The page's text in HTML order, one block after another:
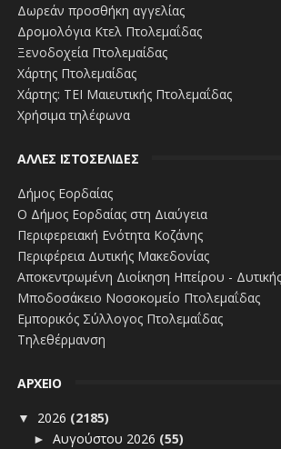
Δωρεάν προσθήκη αγγελίας
Δρομολόγια Κτελ Πτολεμαΐδας
Ξενοδοχεία Πτολεμαίδας
Χάρτης Πτολεμαίδας
Χάρτης: ΤΕΙ Μαιευτικής Πτολεμαΐδας
Χρήσιμα τηλέφωνα
ΑΛΛΕΣ ΙΣΤΟΣΕΛΙΔΕΣ
Δήμος Εορδαίας
Ο Δήμος Εορδαίας στη Διαύγεια
Περιφερειακή Ενότητα Κοζάνης
Περιφέρεια Δυτικής Μακεδονίας
Αποκεντρωμένη Διοίκηση Ηπείρου -
Μποδοσάκειο Νοσοκομείο Πτολεμαΐδας
Εμπορικός Σύλλογος Πτολεμαΐδας
Τηλεθέρμανση
ΑΡΧΕΙΟ
▼ 2026 (2185)
► Αυγούστου 2026 (55)